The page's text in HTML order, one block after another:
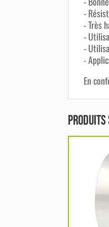
-
- Très
-
-
-
En
plusieurs